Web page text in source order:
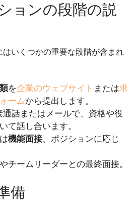
ョンの段階の説
いくつかの重要な段階が含まれ
を企業のウェブサイト または求
ームから提出します。
通話またはメールで、資格や役
て話し合います。
機能面接、ポジションに応じ
チームリーダーとの最終面接。
備